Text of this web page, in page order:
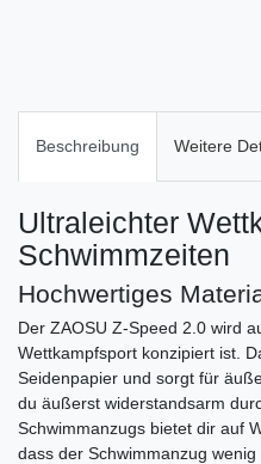
Beschreibung Weitere
Ultraleichter
Schwimmzeiten
Hochwertiges
Der ZAOSU Z-Speed 2.0 wird
Wettkampfsport konzipiert ist.
Seidenpapier und sorgt für
du äußerst widerstandsarm
Schwimmanzugs bietet dir auf
dass der Schwimmanzug